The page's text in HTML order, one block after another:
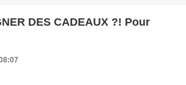
DES CADEAUX ?! Pour